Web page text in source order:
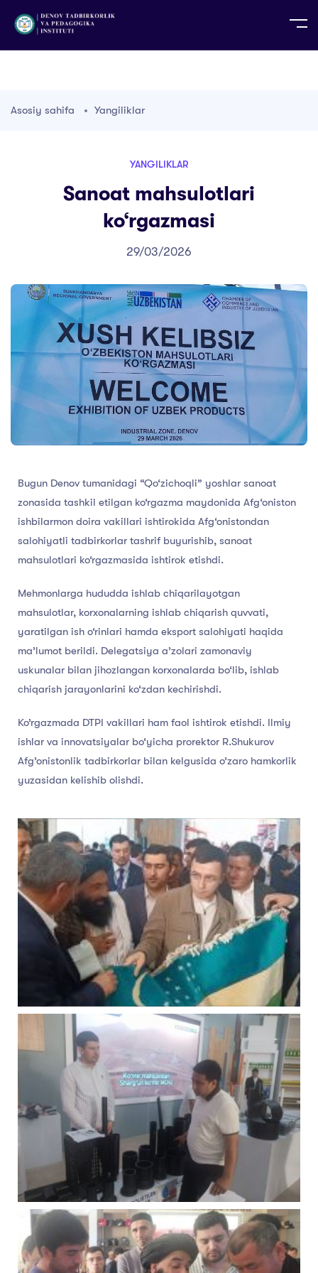
TG TR
Asosiy sahifa Yangiliklar
YANGILIKLAR
Sanoat mahsulotlari
ko‘rgazmasi
29/03/2026
Bugun Denov tumanidagi “Qo‘zichoqli” yoshlar sanoat
zonasida tashkil etilgan ko‘rgazma maydonida Afg‘oniston
ishbilarmon doira vakillari ishtirokida Afg‘onistondan
salohiyatli tadbirkorlar tashrif buyurishib, sanoat
mahsulotlari ko‘rgazmasida ishtirok etishdi.
Mehmonlarga hududda ishlab chiqarilayotgan
mahsulotlar, korxonalarning ishlab chiqarish quvvati,
yaratilgan ish o‘rinlari hamda eksport salohiyati haqida
ma’lumot berildi. Delegatsiya a’zolari zamonaviy
uskunalar bilan jihozlangan korxonalarda bo‘lib, ishlab
chiqarish jarayonlarini ko‘zdan kechirishdi.
Ko’rgazmada DTPI vakillari ham faol ishtirok etishdi. Ilmiy
ishlar va innovatsiyalar bo‘yicha prorektor R.Shukurov
Afg’onistonlik tadbirkorlar bilan kelgusida o’zaro hamkorlik
yuzasidan kelishib olishdi.